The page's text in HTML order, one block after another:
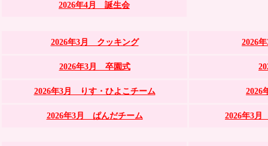
2026年4月 誕生会
2026年3月 クッキング 2026
2026年3月 卒園式
2026年3月 りす・ひよこチーム 2026
2026年3月 ぱんだチーム 2026年3